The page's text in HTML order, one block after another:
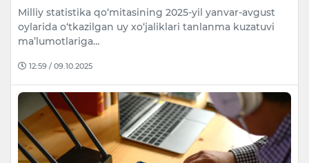
Milliy statistika qo‘mitasining 2025-yil yanvar-avgust
oylarida o‘tkazilgan uy xo‘jaliklari tanlanma kuzatuvi
ma’lumotlariga…
12:59 / 09.10.2025